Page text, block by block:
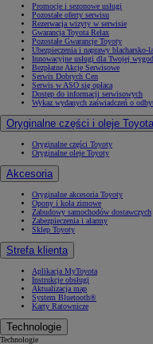
Promocje i sezonowe usługi
Pozostałe oferty serwisu
Rezerwacja wizyty w serwisie
Gwarancja Toyota Relax
Pozostałe Gwarancje Toyoty
Ubezpieczenia i naprawy blacharsko-
Innowacyjne usługi dla Twojej
Bezpłatne Akcje Serwisowe
Serwis Dobrych Cen
Serwis w ASO się opłaca
Dostęp do informacji serwisowych
Wykaz wydanych zaświadczeń o
Oryginalne części i oleje Toyota
Oryginalne części Toyoty
Oryginalne oleje Toyoty
Akcesoria
Oryginalne akcesoria Toyoty
Opony i koła zimowe
Zabudowy samochodów dostawczych
Zabezpieczenia i alarmy
Sklep Toyoty
Strefa klienta
Aplikacja MyToyota
Instrukcje obsługi
Aktualizacja map
System Bluetooth®
Karty Ratownicze
Technologie
Technologie